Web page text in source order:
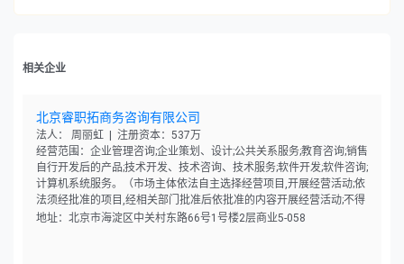
相关企业
北京睿职拓商务咨询有限公司
法人： 周丽虹 | 注册资本：537万
经营范围：企业管理咨询;企业策划、设计;公共关系服务;教育咨询;销售
自行开发后的产品;技术开发、技术咨询、技术服务;软件开发;软件咨询;
计算机系统服务。（市场主体依法自主选择经营项目,开展经营活动;依
法须经批准的项目,经相关部门批准后依批准的内容开展经营活动;不得
从事国家和本市产业政策禁止和限制类项目的经营活动。）
地址：北京市海淀区中关村东路66号1号楼2层商业5-058